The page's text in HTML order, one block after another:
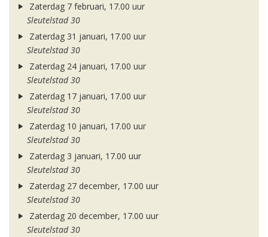
Zaterdag 7 februari, 17.00 uur
Sleutelstad 30
Zaterdag 31 januari, 17.00 uur
Sleutelstad 30
Zaterdag 24 januari, 17.00 uur
Sleutelstad 30
Zaterdag 17 januari, 17.00 uur
Sleutelstad 30
Zaterdag 10 januari, 17.00 uur
Sleutelstad 30
Zaterdag 3 januari, 17.00 uur
Sleutelstad 30
Zaterdag 27 december, 17.00 uur
Sleutelstad 30
Zaterdag 20 december, 17.00 uur
Sleutelstad 30